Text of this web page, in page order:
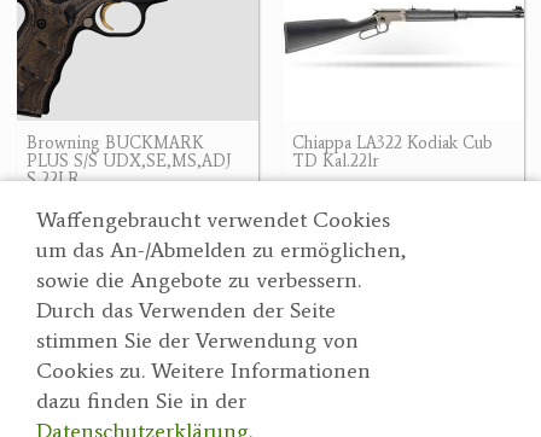
Waffengebraucht verwendet Cookies
um das An-/Abmelden zu ermöglichen,
sowie die Angebote zu verbessern.
Durch das Verwenden der Seite
stimmen Sie der Verwendung von
Cookies zu. Weitere Informationen
dazu finden Sie in der
Datenschutzerklärung.
Browning BUCKMARK
PLUS S/S UDX,SE,MS,ADJ
S,22LR
870 €
Chiappa LA322 Kodiak Cub
TD Kal.22lr
Suche
Partner
AGBs
Datenschutzerklärung
Wertgarner 1820
Jagd & SporthandelsgmbH
Dr. Karl-Renner-Straße 48